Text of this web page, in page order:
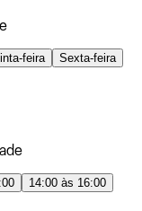
feira
Sexta-feira
14:00 às 16:00